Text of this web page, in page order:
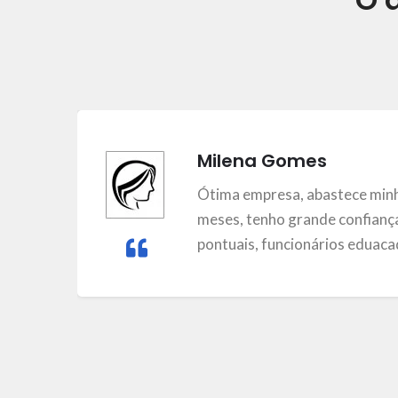
Milena Gomes
Ótima empresa, abastece
meses, tenho grande
pontuais, funcionários